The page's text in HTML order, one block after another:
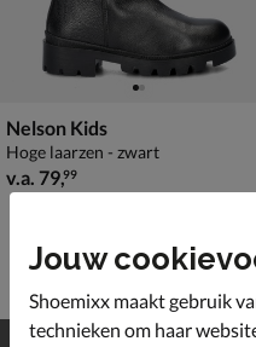
Nelson Kids
Hoge laarzen - zwart
vanaf € 79,99
v.a. 79,99
Jouw
Shoemixx maakt gebruik
technieken om haar